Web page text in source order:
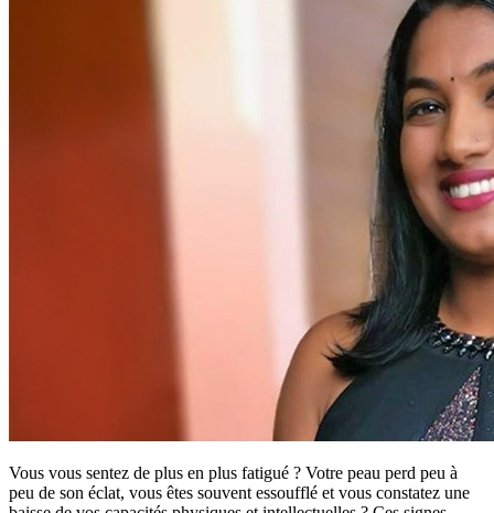
Vous vous sentez de plus en plus fatigué ? Votre peau perd peu à
peu de son éclat, vous êtes souvent essoufflé et vous constatez une